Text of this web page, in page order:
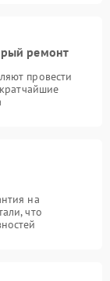
ремонт
провести
на
что